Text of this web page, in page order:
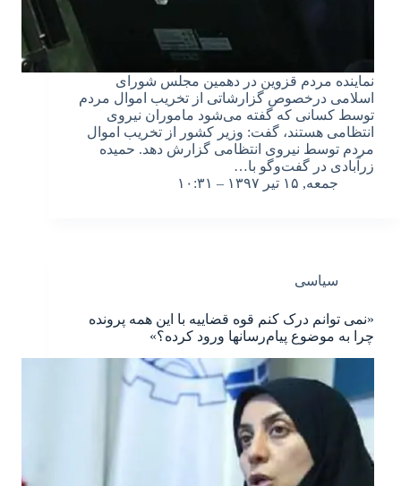
نماینده مردم قزوین در دهمین مجلس شورای
اسلامی درخصوص گزارشاتی از تخریب اموال مردم
توسط کسانی که گفته می‌شود ماموران نیروی
انتظامی هستند، گفت: وزیر کشور از تخریب اموال
مردم توسط نیروی انتظامی گزارش دهد. حمیده
زرآبادی در گفت‌وگو با…
جمعه, ۱۵ تیر ۱۳۹۷ – ۱۰:۳۱
سیاسی
«نمی توانم درک کنم قوه قضاییه با این همه پرونده
چرا به موضوع پیام‌رسانها ورود کرده؟»